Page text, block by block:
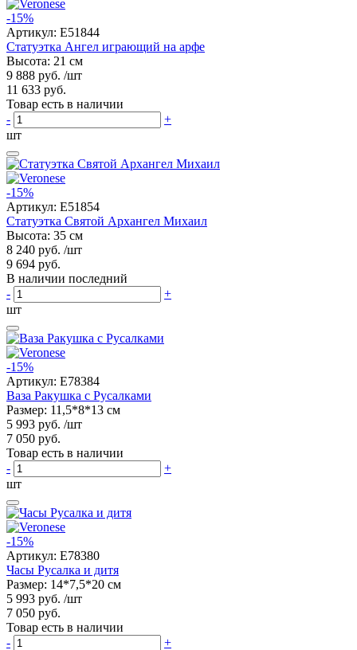
-15%
Артикул: E51844
Статуэтка Ангел играющий на арфе
Высота: 21 см
9 888 руб. /шт
11 633 руб.
Товар есть в наличии
-
+
шт
-15%
Артикул: E51854
Статуэтка Святой Архангел Михаил
Высота: 35 см
8 240 руб. /шт
9 694 руб.
В наличии последний
-
+
шт
-15%
Артикул: E78384
Ваза Ракушка с Русалками
Размер: 11,5*8*13 см
5 993 руб. /шт
7 050 руб.
Товар есть в наличии
-
+
шт
-15%
Артикул: E78380
Часы Русалка и дитя
Размер: 14*7,5*20 см
5 993 руб. /шт
7 050 руб.
Товар есть в наличии
-
+